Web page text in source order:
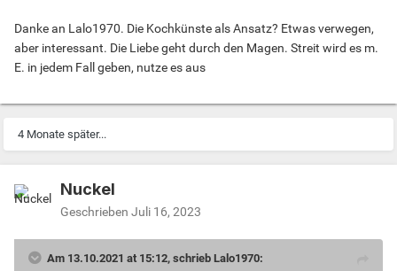
Danke an Lalo1970. Die Kochkünste als Ansatz? Etwas verwegen,
aber interessant. Die Liebe geht durch den Magen. Streit wird es m.
E. in jedem Fall geben, nutze es aus
4 Monate später...
Nuckel
Geschrieben Juli 16, 2023
Am 13.10.2021 at 15:12, schrieb Lalo1970: